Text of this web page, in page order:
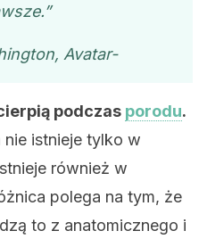
Avatar-
podczas porodu.
istnieje tylko w
również w
polega na tym, że
to z anatomicznego i